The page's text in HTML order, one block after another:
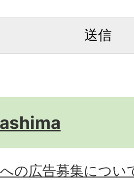
の広告募集につい